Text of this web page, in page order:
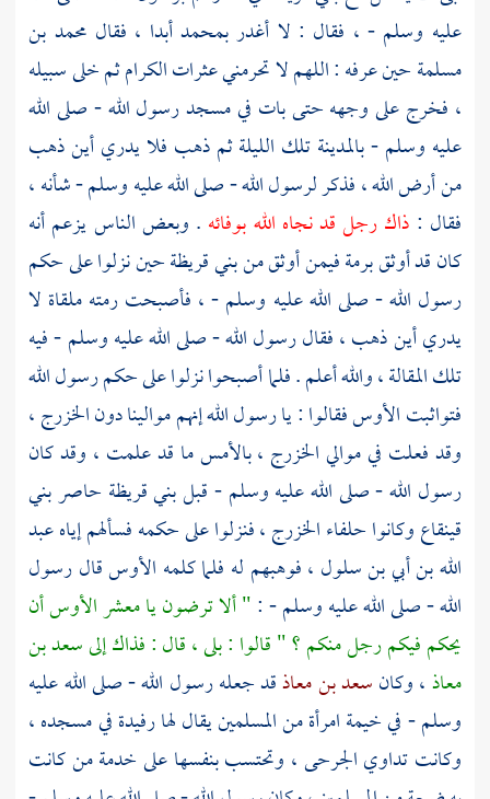
عليه وسلم - ، فقال : لا أغدربمحمدأبدا ، فقال محمد بن
مسلمةحين عرفه : اللهم لا تحرمني عثرات الكرام ثم خلى سبيله
، فخرج على وجهه حتى بات في مسجد رسول الله - صلى الله
عليه وسلم -بالمدينةتلك الليلة ثم ذهب فلا يدري أين ذهب
من أرض الله ، فذكر لرسول الله - صلى الله عليه وسلم - شأنه ،
فقال : ذاك رجل قد نجاه الله بوفائه . وبعض الناس يزعم أنه
كان قد أوثق برمة فيمن أوثق منبني قريظةحين نزلوا على حكم
رسول الله - صلى الله عليه وسلم - ، فأصبحت رمته ملقاة لا
يدري أين ذهب ، فقال رسول الله - صلى الله عليه وسلم - فيه
تلك المقالة ، والله أعلم . فلما أصبحوا نزلوا على حكم رسول الله
فتواثبتالأوسفقالوا : يا رسول الله إنهم موالينا دونالخزرج،
وقد فعلت في مواليالخزرج ، بالأمس ما قد علمت ، وقد كان
رسول الله - صلى الله عليه وسلم - قبلبني قريظة حاصربني
قينقاعوكانوا حلفاءالخزرج، فنزلوا على حكمه فسألهم إياهعبد
الله بن أبي بن سلول ، فوهبهم له فلما كلمه الأوسقال رسول
الله - صلى الله عليه وسلم - :" ألا ترضون يا معشر الأوس أن
يحكم فيكم رجل منكم ؟ " قالوا : بلى ، قال : فذاك إلى سعد بن
معاذ، وكانسعد بن معاذقد جعله رسول الله - صلى الله عليه
وسلم - في خيمة امرأة من المسلمين يقال لهارفيدةفي مسجده ،
وكانت تداوي الجرحى ، وتحتسب بنفسها على خدمة من كانت